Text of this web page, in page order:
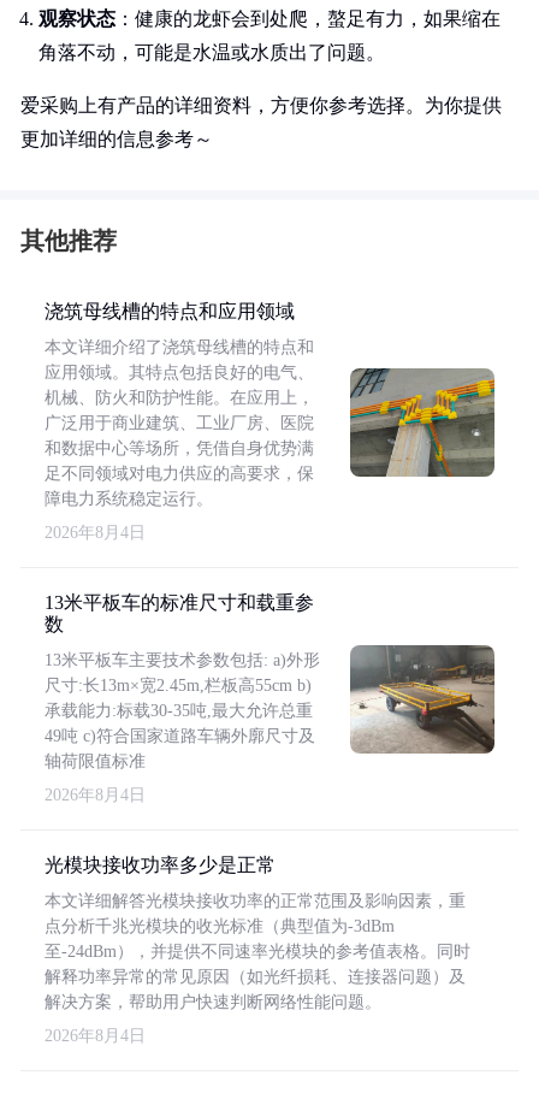
观察状态 ：健康的龙虾会到处爬，螯足有力，如果缩在
角落不动，可能是水温或水质出了问题。
爱采购上有产品的详细资料，方便你参考选择。为你提供
更加详细的信息参考～
其他推荐
浇筑母线槽的特点和应用领域
本文详细介绍了浇筑母线槽的特点和
应用领域。其特点包括良好的电气、
机械、防火和防护性能。在应用上，
广泛用于商业建筑、工业厂房、医院
和数据中心等场所，凭借自身优势满
足不同领域对电力供应的高要求，保
障电力系统稳定运行。
2026年8月4日
13米平板车的标准尺寸和载重参
数
13米平板车主要技术参数包括: a)外形
尺寸:长13m×宽2.45m,栏板高55cm b)
承载能力:标载30-35吨,最大允许总重
49吨 c)符合国家道路车辆外廓尺寸及
轴荷限值标准
2026年8月4日
光模块接收功率多少是正常
本文详细解答光模块接收功率的正常范围及影响因素，重
点分析千兆光模块的收光标准（典型值为-3dBm
至-24dBm），并提供不同速率光模块的参考值表格。同时
解释功率异常的常见原因（如光纤损耗、连接器问题）及
解决方案，帮助用户快速判断网络性能问题。
2026年8月4日